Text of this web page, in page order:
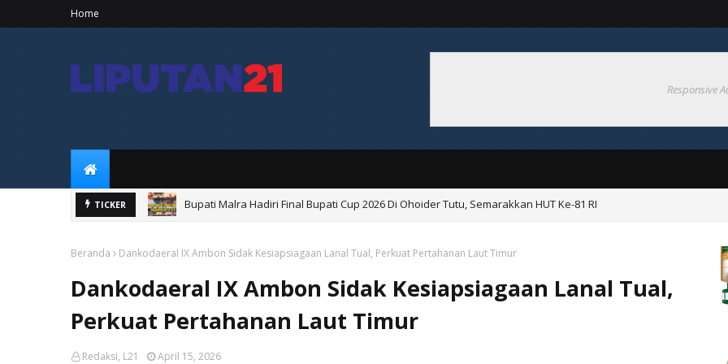
Home
Responsive
TICKER
Bupati Malra Hadiri Final Bupati Cup 2026 Di Ohoider Tutu, Semarakkan HUT Ke-81 RI
Bupati Maluku Tenggara Saksikan Langsung Bupati Cup 2026 Di Ohoi Danar
Beranda Dankodaeral IX Ambon Sidak Kesiapsiagaan Lanal Tual, Perkuat Pertahanan Laut Timur
Dankodaeral IX Ambon Sidak Kesiapsiagaan Lanal Tual,
Perkuat Pertahanan Laut Timur
Redaksi, L21 April 15, 2026